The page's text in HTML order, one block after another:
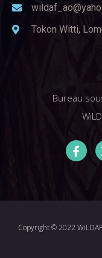
Tokon Witti,
Bureau
Copyright © 2022